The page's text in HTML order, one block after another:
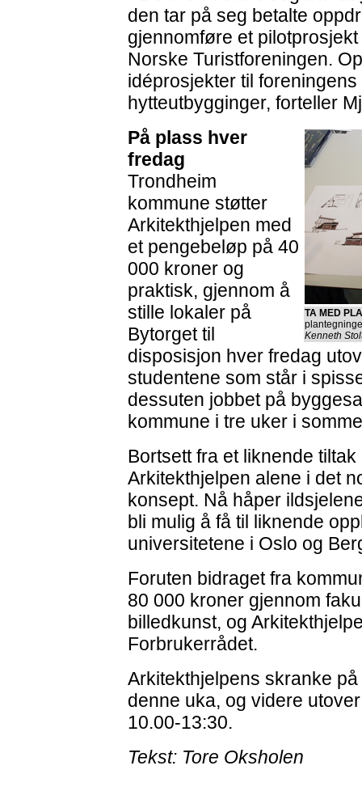
den tar på seg betalte
gjennomføre et
Norske Turistforeningen.
idéprosjekter til
hytteutbygginger, forteller
TA MED
Kenneth
På plass hver
fredag
Trondheim
kommune støtter
Arkitekthjelpen med
et pengebeløp på 40
000 kroner og
praktisk, gjennom å
stille lokaler på
Bytorget til
disposisjon hver fredag
studentene som står i
dessuten jobbet på
kommune i tre uker i
Bortsett fra et liknende
Arkitekthjelpen alene i det
konsept. Nå håper
bli mulig å få til liknende
universitetene i Oslo og
Foruten bidraget fra
80 000 kroner gjennom
billedkunst, og
Forbrukerrådet.
Arkitekthjelpens skranke
denne uka, og videre
10.00-13:30.
Tekst: Tore Oksholen